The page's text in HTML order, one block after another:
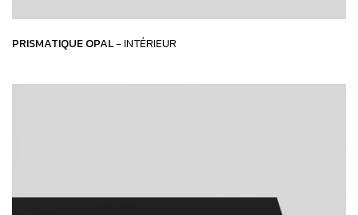
PRISMATIQUE OPAL- INTÉRIEUR